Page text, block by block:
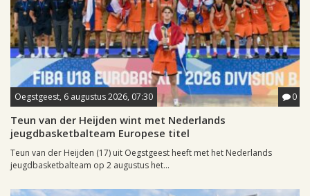
Oegstgeest, 6 augustus 2026, 07:30 0
Teun van der Heijden wint met Nederlands
jeugdbasketbalteam Europese titel
Teun van der Heijden (17) uit Oegstgeest heeft met het Nederlands
jeugdbasketbalteam op 2 augustus het...